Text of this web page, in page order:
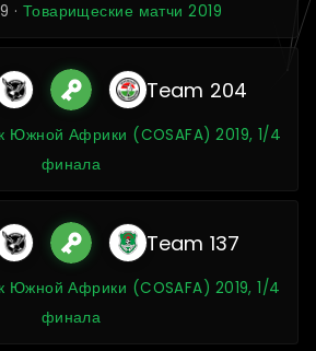
· Товарищеские матчи 2019
Team 204
Южной Африки (COSAFA) 2019, 1/4
финала
Team 137
Южной Африки (COSAFA) 2019, 1/4
финала